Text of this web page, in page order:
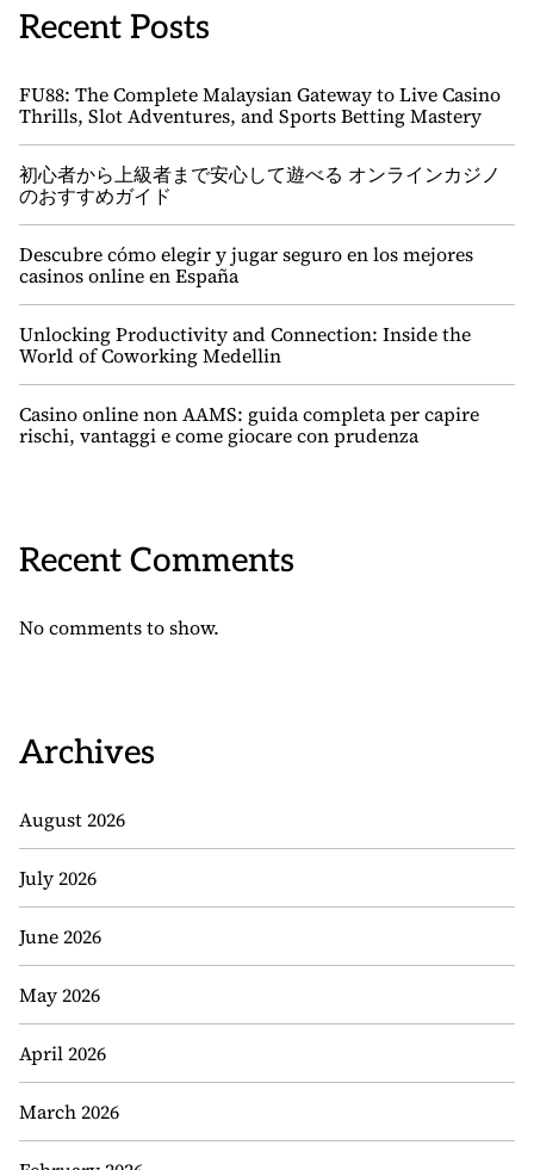
Recent Posts
FU88: The Complete Malaysian Gateway to Live Casino
Thrills, Slot Adventures, and Sports Betting Mastery
初心者から上級者まで安心して遊べる オンラインカジノ
のおすすめガイド
Descubre cómo elegir y jugar seguro en los mejores
casinos online en España
Unlocking Productivity and Connection: Inside the
World of Coworking Medellin
Casino online non AAMS: guida completa per capire
rischi, vantaggi e come giocare con prudenza
Recent Comments
No comments to show.
Archives
August 2026
July 2026
June 2026
May 2026
April 2026
March 2026